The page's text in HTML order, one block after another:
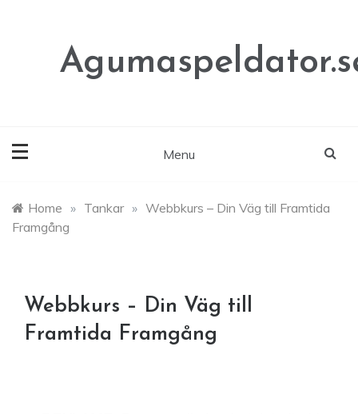
Menu
Home » Tankar » Webbkurs – Din Väg till Framtida
Framgång
Webbkurs – Din Väg till
Framtida Framgång